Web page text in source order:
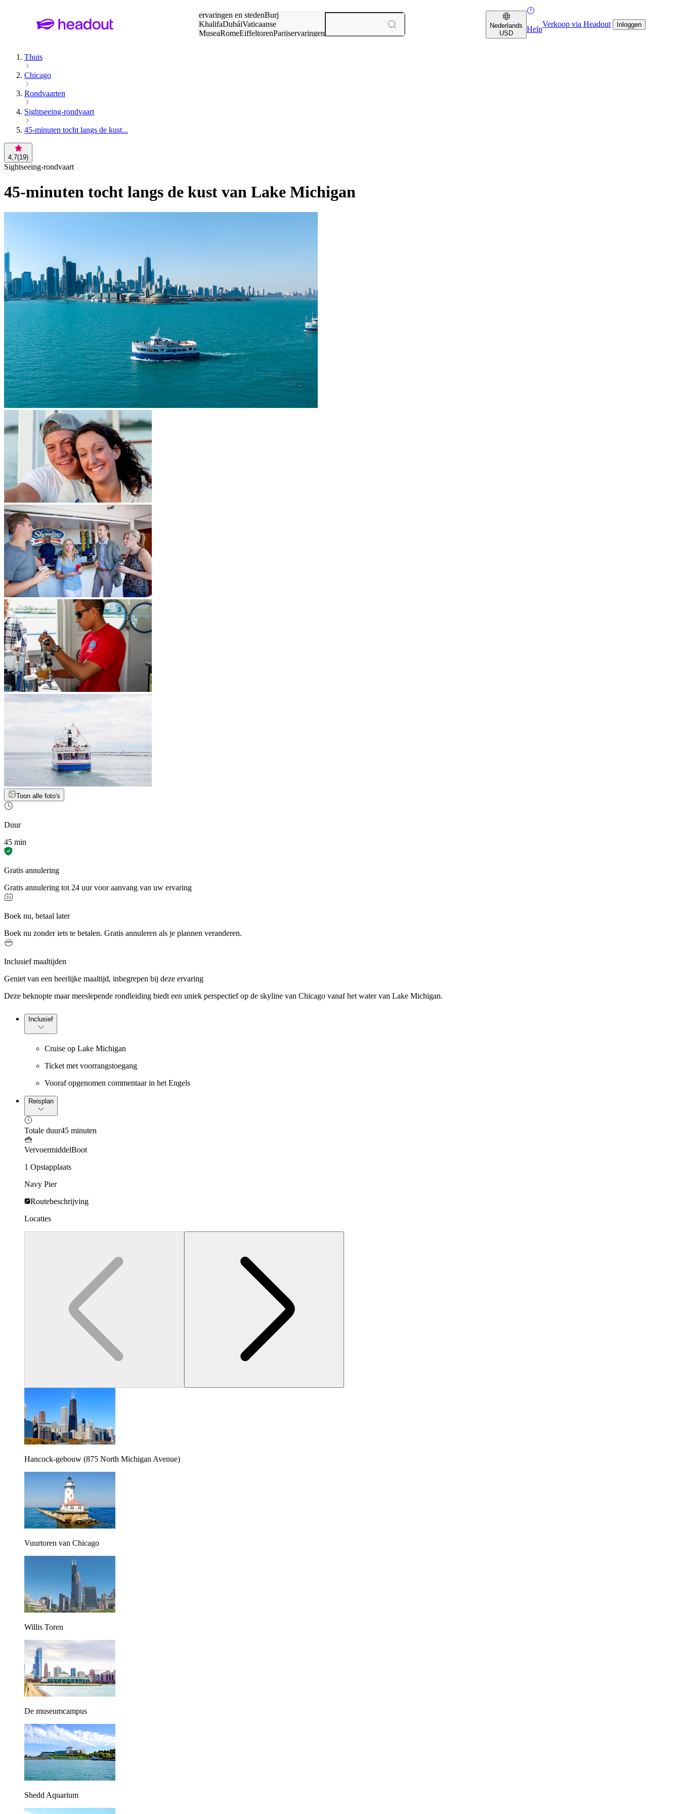
ervaringen en stedenBurj
KhalifaDubáiVaticaanse
MuseaRomeEiffeltorenParijservaringen
Nederlands
USD
Help
Verkoop via Headout Inloggen
Thuis
Chicago
Rondvaarten
Sightseeing-rondvaart
45-minuten tocht langs de kust...
4,7(19)
Sightseeing-rondvaart
45-minuten tocht langs de kust van Lake Michigan
Toon alle foto's
Duur
45 min
Gratis annulering
Gratis annulering tot 24 uur voor aanvang van uw ervaring
Boek nu, betaal later
Boek nu zonder iets te betalen. Gratis annuleren als je plannen veranderen.
Inclusief maaltijden
Geniet van een heerlijke maaltijd, inbegrepen bij deze ervaring
Deze beknopte maar meeslepende rondleiding biedt een uniek perspectief op de skyline van Chicago vanaf het water van Lake Michigan.
Inclusief
Cruise op Lake Michigan
Ticket met voorrangstoegang
Vooraf opgenomen commentaar in het Engels
Reisplan
Totale duur45 minuten
VervoermiddelBoot
1 Opstapplaats
Navy Pier
Routebeschrijving
Locaties
Hancock-gebouw (875 North Michigan Avenue)
Vuurtoren van Chicago
Willis Toren
De museumcampus
Shedd Aquarium